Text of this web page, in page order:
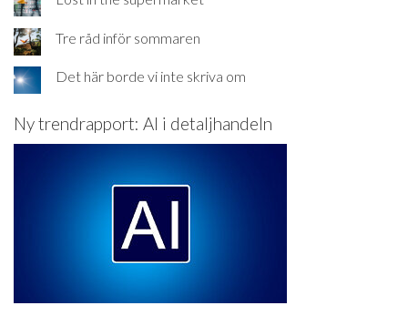
Tre råd inför sommaren
Det här borde vi inte skriva om
Ny trendrapport: AI i detaljhandeln